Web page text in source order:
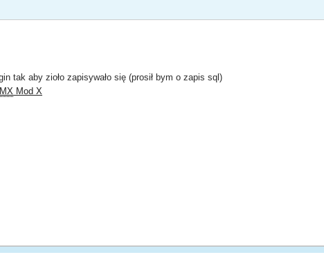
tak aby zioło zapisywało się (prosił bym o zapis sql)
Mod X